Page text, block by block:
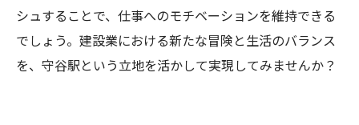
シュすることで、仕事へのモチベーションを維持できる
でしょう。建設業における新たな冒険と生活のバランス
を、守谷駅という立地を活かして実現してみませんか？